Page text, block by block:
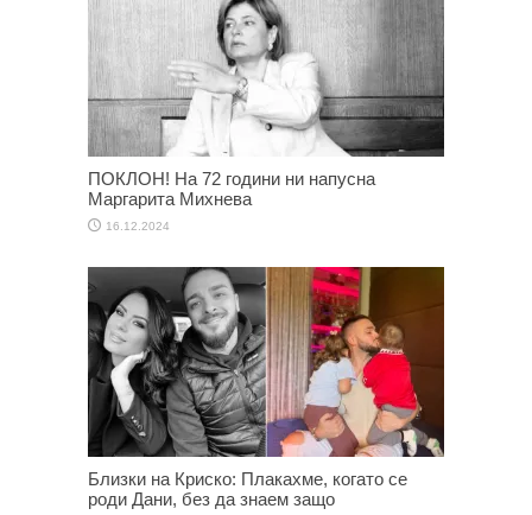
ПОКЛОН! На 72 години ни напусна
Маргарита Михнева
16.12.2024
Близки на Криско: Плакахме, когато се
роди Дани, без да знаем защо